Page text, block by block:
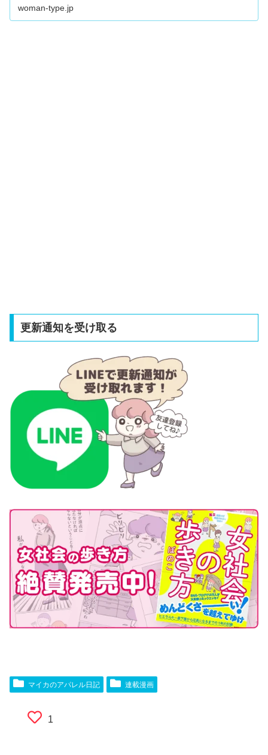
woman-type.jp
更新通知を受け取る
マイカのアパレル日記 連載漫画
1